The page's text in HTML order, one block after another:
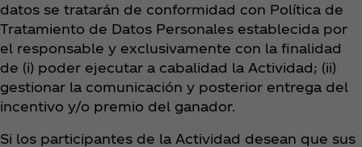
datos se tratarán de conformidad con Política de
Tratamiento de Datos Personales establecida por
el responsable y exclusivamente con la finalidad
de (i) poder ejecutar a cabalidad la Actividad; (ii)
gestionar la comunicación y posterior entrega del
incentivo y/o premio del ganador.
Si los participantes de la Actividad desean que sus